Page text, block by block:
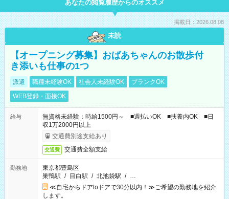
あなたの閲覧履歴からのオススメ
掲載日：2026.08.08
未読
【オープニング募集】おばあちゃんのお散歩付
き添いも仕事の1つ
派遣 職種未経験OK 社会人未経験OK
ブランクOK
WEB登録・面接OK
給与
無資格未経験：時給1500円～ ■週払いOK ■扶養内OK ■日
収1万2000円以上
交通費別途支給あり
交通費 交通費全額支給
勤務地
東京都豊島区
巣鴨駅 / 目白駅 / 北池袋駅 / …
≪自宅からドアtoドアで30分以内！≫ご希望の勤務地を紹介
します。